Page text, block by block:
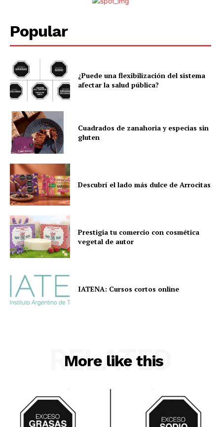
Popular
¿Puede una flexibilización del sistema
afectar la salud pública?
Cuadrados de zanahoria y especias sin
gluten
Descubrí el lado más dulce de Arrocitas
Prestigia tu comercio con cosmética
vegetal de autor
IATENA: Cursos cortos online
More like this
RELATED